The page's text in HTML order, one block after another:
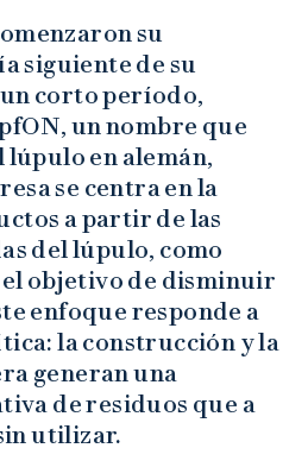
su
siguiente de su
corto período,
un nombre que
lúpulo en alemán,
se centra en la
a partir de las
del lúpulo, como
el objetivo de disminuir
enfoque responde a
la construcción y la
generan una
de residuos que a
utilizar.